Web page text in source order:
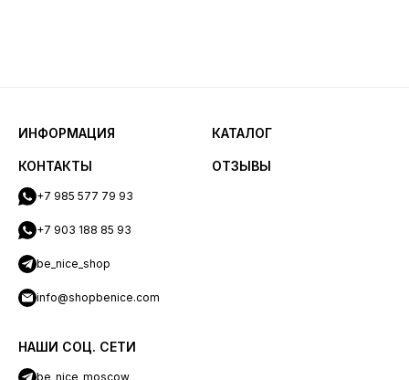
ИНФОРМАЦИЯ КАТАЛОГ
КОНТАКТЫ
+7 985 577 79 93
+7 903 188 85 93
be_nice_shop
info@shopbenice.com
НАШИ СОЦ. СЕТИ
be_nice_moscow
ОТЗЫВЫ